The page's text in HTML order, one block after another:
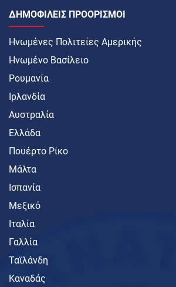
ΔΗΜΟΦΙΛΕΊΣ ΠΡΟΟΡΙΣΜΟΊ
Ηνωμένες Πολιτείες Αμερικής
Ηνωμένο Βασίλειο
Ρουμανία
Ιρλανδία
Αυστραλία
Ελλάδα
Πουέρτο Ρίκο
Μάλτα
Ισπανία
Μεξικό
Ιταλία
Γαλλία
Ταϊλάνδη
Καναδάς